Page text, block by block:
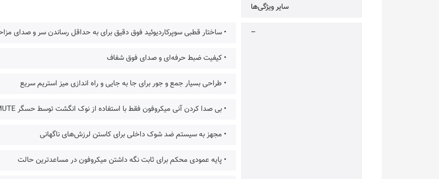
سایر ویژگی‌ها
– • ساختار قطبی سوپرکاردیوئید فوق دقیق برای به حداقل رساندن سر و صدای
• کیفیت ضبط حرفه‌ای و صدای فوق شفاف
• طراحی بسیار جمع و جور برای جا به جایی و راه اندازی میز استریم سریع
• بی صدا کردن آنی میکروفون فقط با استفاده از نوک انگشت توسط حسگر TAP-TO-MUTE با نشانگر LED
• مجهز به سیستم ضد شوک داخلی برای کاستن لرزش‌های ناگهانی
• پایه عمودی محکم برای ثابت نگه داشتن میکروفون در مساعدترین حالت